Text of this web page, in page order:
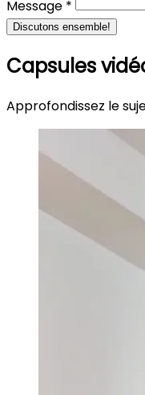
Message *
Discutons ensemble!
Capsules
Approfondissez le